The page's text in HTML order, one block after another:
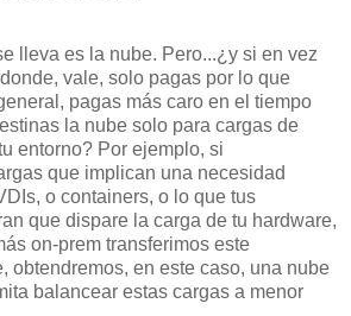
lleva es la nube. Pero...¿y si en vez
vale, solo pagas por lo que
pagas más caro en el tiempo
la nube solo para cargas de
entorno? Por ejemplo, si
que implican una necesidad
o containers, o lo que tus
que dispare la carga de tu hardware,
on-prem transferimos este
obtendremos, en este caso, una nube
balancear estas cargas a menor